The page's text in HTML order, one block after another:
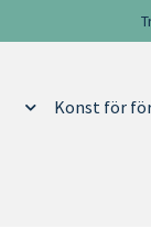
Konst för